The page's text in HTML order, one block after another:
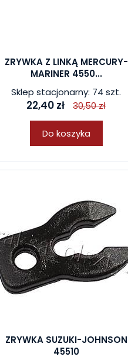
ZRYWKA Z LINKĄ MERCURY-
MARINER 4550...
Sklep stacjonarny: 74 szt.
22,40 zł 30,50 zł
Do koszyka
ZRYWKA SUZUKI-JOHNSON
45510